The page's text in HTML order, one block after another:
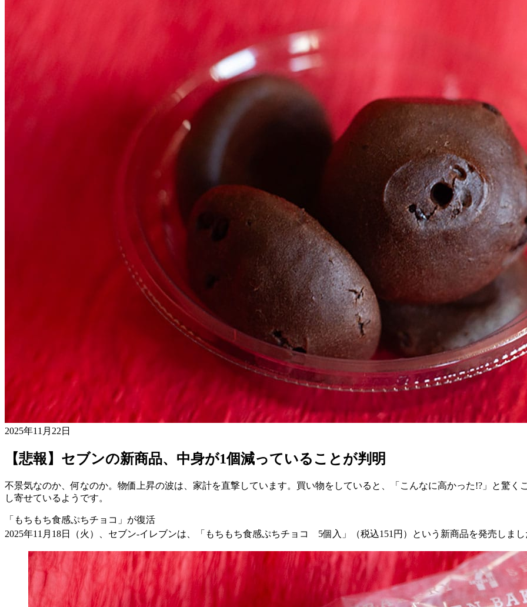
2025年11月22日
【悲報】セブンの新商品、中身が1個減っていることが判明
不景気なのか、何なのか。物価上昇の波は、家計を直撃しています。買い物をしていると、「こんなに高かった!?」と驚
し寄せているようです。
「もちもち食感ぷちチョコ」が復活
2025年11 月 18日（火）、セブン-イレブンは、「もちもち食感ぷちチョコ 5個入」（税込151 円）という新商品を発売しま